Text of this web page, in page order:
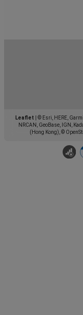
Leaflet
© Esri, HERE,
NRCAN, GeoBase, IGN,
(Hong Kong), ©